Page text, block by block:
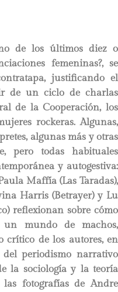
de los últimos diez o
femeninas?, se
justificando el
de un ciclo de charlas
de la Cooperación, los
rockeras. Algunas,
algunas más y otras
pero todas habituales
y autogestiva:
Maffía (Las Taradas),
Harris (Betrayer) y Lu
reflexionan sobre cómo
mundo de machos,
crítico de los autores, en
periodismo narrativo
la sociología y la teoría
las fotografías de Andre